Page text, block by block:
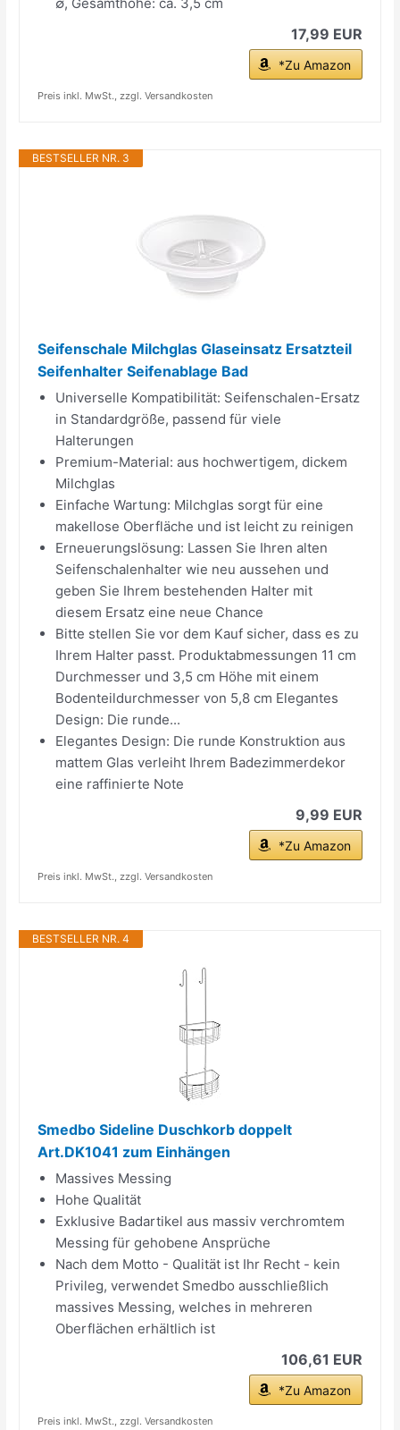
17,99 EUR
*Zu Amazon
Preis inkl. MwSt., zzgl. Versandkosten
BESTSELLER NR. 3
Seifenschale Milchglas Glaseinsatz Ersatzteil
Seifenhalter Seifenablage Bad
Universelle Kompatibilität: Seifenschalen-Ersatz
in Standardgröße, passend für viele
Halterungen
Premium-Material: aus hochwertigem, dickem
Milchglas
Einfache Wartung: Milchglas sorgt für eine
makellose Oberfläche und ist leicht zu reinigen
Erneuerungslösung: Lassen Sie Ihren alten
Seifenschalenhalter wie neu aussehen und
geben Sie Ihrem bestehenden Halter mit
diesem Ersatz eine neue Chance
Bitte stellen Sie vor dem Kauf sicher, dass es zu
Ihrem Halter passt. Produktabmessungen 11 cm
Durchmesser und 3,5 cm Höhe mit einem
Bodenteildurchmesser von 5,8 cm Elegantes
Design: Die runde...
Elegantes Design: Die runde Konstruktion aus
mattem Glas verleiht Ihrem Badezimmerdekor
eine raffinierte Note
9,99 EUR
*Zu Amazon
Preis inkl. MwSt., zzgl. Versandkosten
BESTSELLER NR. 4
Smedbo Sideline Duschkorb doppelt
Art.DK1041 zum Einhängen
Massives Messing
Hohe Qualität
Exklusive Badartikel aus massiv verchromtem
Messing für gehobene Ansprüche
Nach dem Motto - Qualität ist Ihr Recht - kein
Privileg, verwendet Smedbo ausschließlich
massives Messing, welches in mehreren
Oberflächen erhältlich ist
106,61 EUR
*Zu Amazon
Preis inkl. MwSt., zzgl. Versandkosten